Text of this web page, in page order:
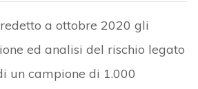
a ottobre 2020 gli
ed analisi del rischio legato
un campione di 1.000